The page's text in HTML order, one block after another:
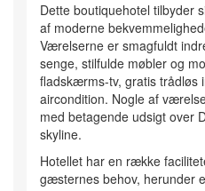
Dette boutiquehotel tilbyder
af moderne
Værelserne er smagfuldt
senge, stilfulde møbler og
fladskærms-tv, gratis trådløs
aircondition. Nogle af
med betagende udsigt over
skyline.
Hotellet har en række
gæsternes behov, herunder